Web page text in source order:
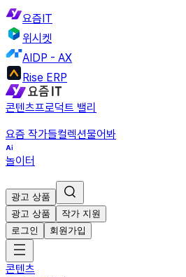
요즘IT
위시켓
AIDP - AX
Rise ERP
콘텐츠프로덕트 밸리
요즘 작가들컬렉션물어봐
놀이터
광고 상품
광고 상품
작가 지원
로그인
회원가입
콘텐츠